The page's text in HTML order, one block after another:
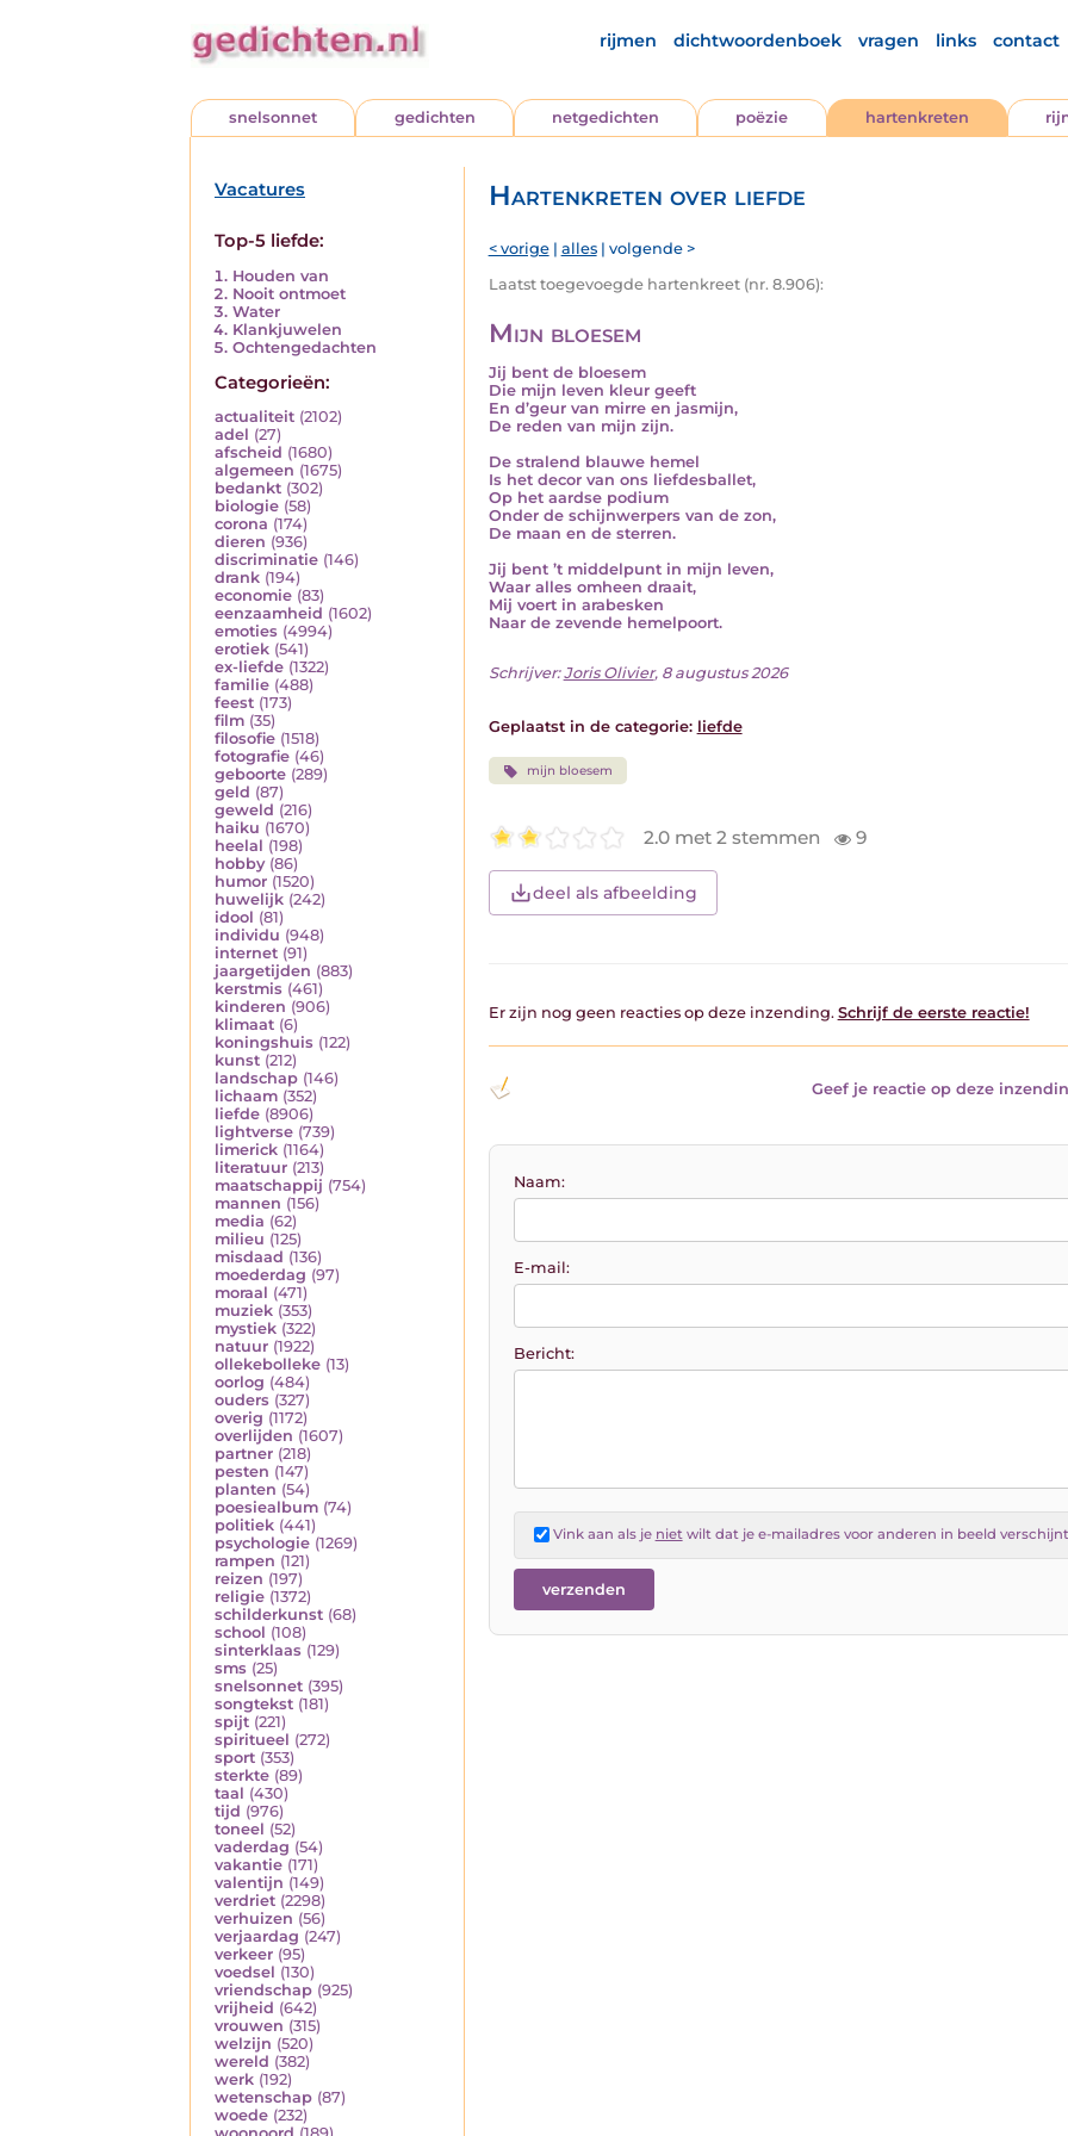
rijmen dichtwoordenboek vragen links contact
snelsonnet gedichten netgedichten poëzie hartenkreten
Vacatures
Top-5 liefde:
Houden van
Nooit ontmoet
Water
Klankjuwelen
Ochtengedachten
Categorieën:
actualiteit (2102)
adel (27)
afscheid (1680)
algemeen (1675)
bedankt (302)
biologie (58)
corona (174)
dieren (936)
discriminatie (146)
drank (194)
economie (83)
eenzaamheid (1602)
emoties (4994)
erotiek (541)
ex-liefde (1322)
familie (488)
feest (173)
film (35)
filosofie (1518)
fotografie (46)
geboorte (289)
geld (87)
geweld (216)
haiku (1670)
heelal (198)
hobby (86)
humor (1520)
huwelijk (242)
idool (81)
individu (948)
internet (91)
jaargetijden (883)
kerstmis (461)
kinderen (906)
klimaat (6)
koningshuis (122)
kunst (212)
landschap (146)
lichaam (352)
liefde (8906)
lightverse (739)
limerick (1164)
literatuur (213)
maatschappij (754)
mannen (156)
media (62)
milieu (125)
misdaad (136)
moederdag (97)
moraal (471)
muziek (353)
mystiek (322)
natuur (1922)
ollekebolleke (13)
oorlog (484)
ouders (327)
overig (1172)
overlijden (1607)
partner (218)
pesten (147)
planten (54)
poesiealbum (74)
politiek (441)
psychologie (1269)
rampen (121)
reizen (197)
religie (1372)
schilderkunst (68)
school (108)
sinterklaas (129)
sms (25)
snelsonnet (395)
songtekst (181)
spijt (221)
spiritueel (272)
sport (353)
sterkte (89)
taal (430)
tijd (976)
toneel (52)
vaderdag (54)
vakantie (171)
valentijn (149)
verdriet (2298)
verhuizen (56)
verjaardag (247)
verkeer (95)
voedsel (130)
vriendschap (925)
vrijheid (642)
vrouwen (315)
welzijn (520)
wereld (382)
werk (192)
wetenschap (87)
woede (232)
Hartenkreten over liefde
< vorige| alles| volgende >
Laatst toegevoegde hartenkreet (nr. 8.906):
Mijn bloesem
Jij bent de bloesem
Die mijn leven kleur geeft
En d’geur van mirre en jasmijn,
De reden van mijn zijn.
De stralend blauwe hemel
Is het decor van ons liefdesballet,
Op het aardse podium
Onder de schijnwerpers van de zon,
De maan en de sterren.
Jij bent ’t middelpunt in mijn leven,
Waar alles omheen draait,
Mij voert in arabesken
Naar de zevende hemelpoort.
Schrijver:Joris Olivier, 8 augustus 2026
Geplaatst in de categorie: liefde
mijn bloesem
2.0 met 2 stemmen 9
deel als afbeelding
Er zijn nog geen reacties op deze inzending. Schrijf de eerste reactie!
Geef je reactie op deze
Naam:
E-mail:
Bericht:
Vink aan als je nietwilt dat je e-mailadres voor anderen in beeld verschijnt